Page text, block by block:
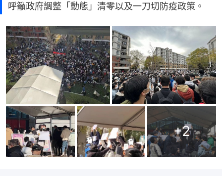
呼籲政府調整「動態」清零以及一刀切防疫政策。
+2